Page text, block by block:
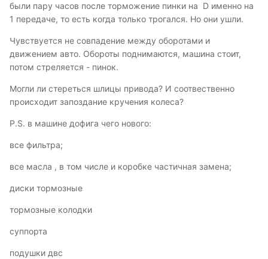
были пару часов после торможение пинки на D именно на
1 передаче, то есть когда только трогался. Но они ушли.
Чувствуется не совпадение между оборотами и
движением авто. Обороты поднимаются, машина стоит,
потом стреляется - пинок.
Могли ли стереться шлицы привода? И соотвественно
происходит запоздание кручения колеса?
P.S. в машине дофига чего нового:
все фильтра;
все масла , в том числе и коробке частичная замена;
диски тормозные
тормозные колодки
суппорта
подушки двс